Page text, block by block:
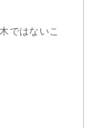
ではないこ